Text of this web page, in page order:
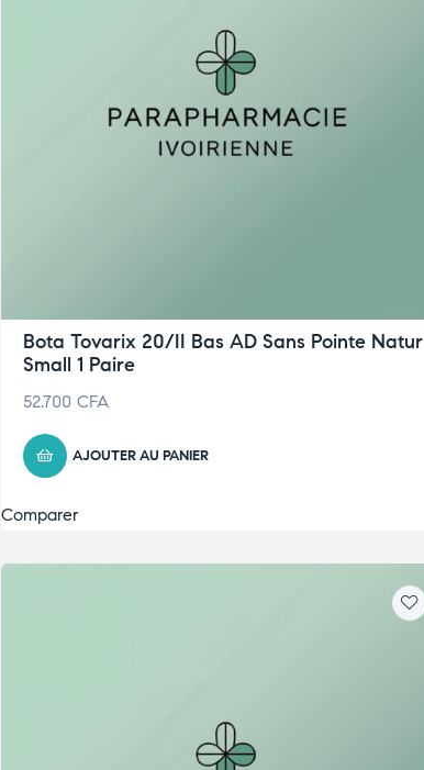
Bota Tovarix 20/II Bas AD Sans Pointe Natur
Small 1 Paire
52.700 CFA
AJOUTER AU PANIER
Comparer